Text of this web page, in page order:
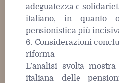
adeguatezza e
italiano, in quanto
pensionistica più
6. Considerazioni
riforma
L’analisi svolta
italiana delle